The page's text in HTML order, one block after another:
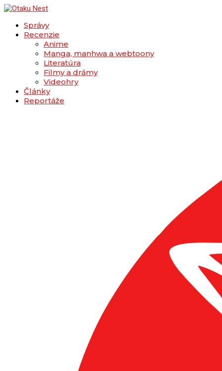
Správy
Recenzie
Anime
Manga, manhwa a webtoony
Literatúra
Filmy a drámy
Videohry
Články
Reportáže